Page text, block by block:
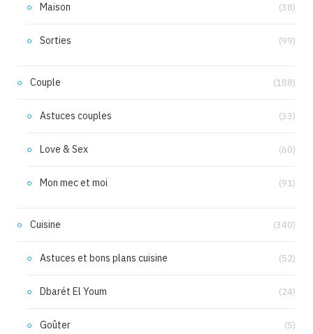
Maison (38)
Sorties (99)
Couple (188)
Astuces couples (33)
Love & Sex (60)
Mon mec et moi (91)
Cuisine (340)
Astuces et bons plans cuisine (52)
Dbarét El Youm (24)
Goûter (5)